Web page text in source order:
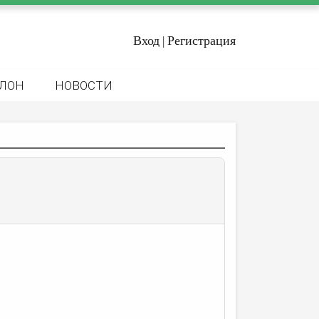
Вход | Регистрация
НОВОСТИ